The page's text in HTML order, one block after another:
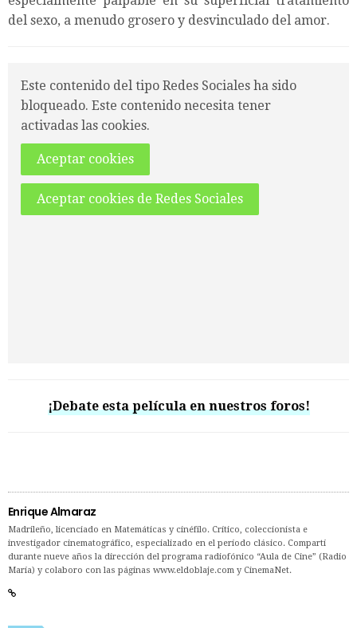
del sexo, a menudo grosero y desvinculado del amor.
Este contenido del tipo Redes Sociales ha sido
bloqueado. Este contenido necesita tener
activadas las cookies.
Aceptar cookies
Aceptar cookies de Redes Sociales
¡Debate esta película en nuestros foros!
Enrique Almaraz
Madrileño, licenciado en Matemáticas y cinéfilo. Crítico, coleccionista e
investigador cinematográfico, especializado en el período clásico. Compartí
durante nueve años la dirección del programa radiofónico “Aula de Cine” (Radio
María) y colaboro con las páginas www.eldoblaje.com y CinemaNet.